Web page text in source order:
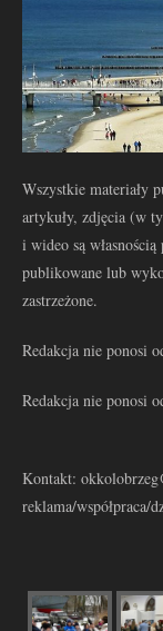
Wszystkie materiały
artykuły, zdjęcia (w
i wideo są
publikowane lub
zastrzeżone.
Redakcja nie ponosi
Redakcja nie ponosi
Kontakt:
reklama/współpraca/